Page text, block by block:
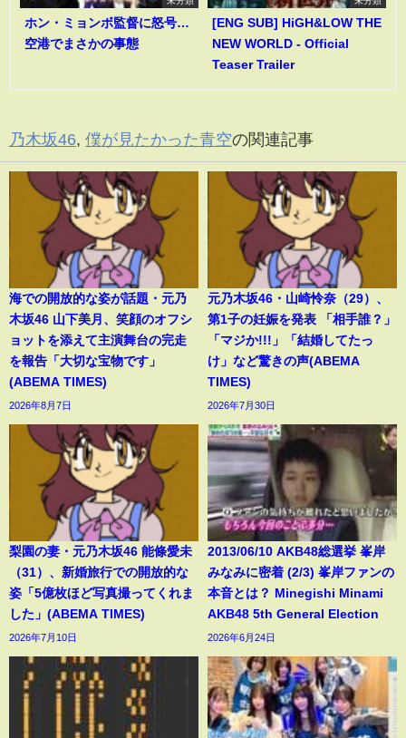
ホン・ミョンボ監督に怒号…
空港でまさかの事態
[ENG SUB] HiGH&LOW THE
NEW WORLD - Official
Teaser Trailer
乃木坂46, 僕が見たかった青空の関連記事
海での開放的な姿が話題・元乃
木坂46 山下美月、笑顔のオフシ
ョットを添えて主演舞台の完走
を報告「大切な宝物です」
(ABEMA TIMES)
2026年8月7日
元乃木坂46・山崎怜奈（29）、
第1子の妊娠を発表 「相手誰？」
「マジか!!!」「結婚してたっ
け」など驚きの声(ABEMA
TIMES)
2026年7月30日
梨園の妻・元乃木坂46 能條愛未
（31）、新婚旅行での開放的な
姿「5億枚ほど写真撮ってくれま
した」(ABEMA TIMES)
2026年7月10日
2013/06/10 AKB48総選挙 峯岸
みなみに密着 (2/3) 峯岸ファンの
本音とは？ Minegishi Minami
AKB48 5th General Election
2026年6月24日